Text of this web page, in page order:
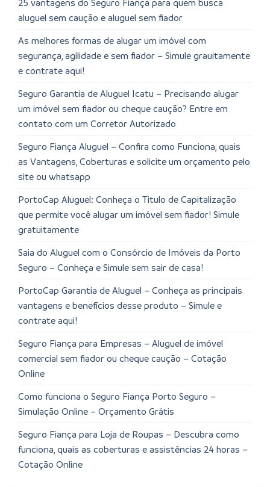
aluguel sem caução e aluguel sem fiador
As melhores formas de alugar um imóvel com
segurança, agilidade e sem fiador – Simule grauitamente
e contrate aqui!
Seguro Garantia de Aluguel Icatu – Precisando alugar
um imóvel sem fiador ou cheque caução? Entre em
contato com um Corretor Autorizado
Seguro Fiança Aluguel – Confira como Funciona, quais
as Vantagens, Coberturas e solicite um orçamento pelo
site ou whatsapp
PortoCap Aluguel: Conheça o Titulo de Capitalização
que permite você alugar um imóvel sem fiador! Simule
gratuitamente
Saia do Aluguel com o Consórcio de Imóveis da Porto
Seguro – Conheça e Simule sem sair de casa!
PortoCap Garantia de Aluguel – Conheça as principais
vantagens e benefícios desse produto – Simule e
contrate aqui!
Seguro Fiança para Empresas – Aluguel de imóvel
comercial sem fiador ou cheque caução – Cotação
Online
Como funciona o Seguro Fiança Porto Seguro –
Simulação Online – Orçamento Grátis
Seguro Fiança para Loja de Roupas – Descubra como
funciona, quais as coberturas e assistências 24 horas –
Cotação Online